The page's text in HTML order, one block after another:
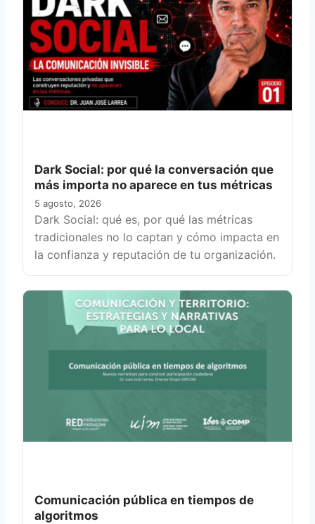
Dark Social: por qué la conversación que
más importa no aparece en tus métricas
5 agosto, 2026
Dark Social: qué es, por qué las métricas
tradicionales no lo captan y cómo impacta en
la confianza y reputación de tu organización.
Comunicación pública en tiempos de
algoritmos